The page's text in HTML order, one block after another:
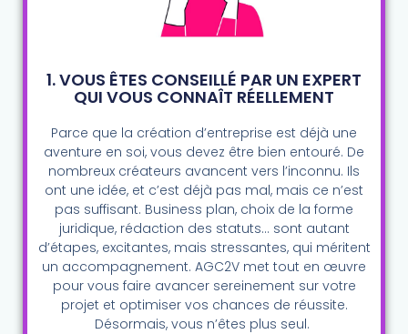
1. VOUS ÊTES CONSEILLÉ PAR UN EXPERT
QUI VOUS CONNAÎT RÉELLEMENT
Parce que la création d’entreprise est déjà une
aventure en soi, vous devez être bien entouré. De
nombreux créateurs avancent vers l’inconnu. Ils
ont une idée, et c’est déjà pas mal, mais ce n’est
pas suffisant. Business plan, choix de la forme
juridique, rédaction des statuts… sont autant
d’étapes, excitantes, mais stressantes, qui méritent
un accompagnement. AGC2V met tout en œuvre
pour vous faire avancer sereinement sur votre
projet et optimiser vos chances de réussite.
Désormais, vous n’êtes plus seul.